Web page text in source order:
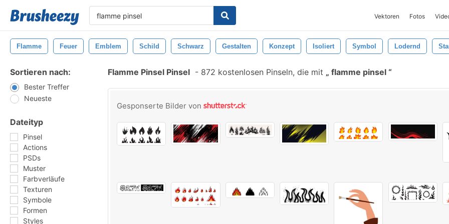
Vektoren Fotos
Flamme Feuer Emblem Schild Schwarz Gestalten Konzept Isoliert Symbol Lodernd
Sortieren nach:
Bester Treffer
Neueste
Dateityp
Pinsel
Actions
PSDs
Muster
Farbverläufe
Texturen
Symbole
Formen
Styles
Flamme Pinsel Pinsel - 872 kostenlosen Pinseln, die mit flamme pinsel
Gesponserte Bilder von